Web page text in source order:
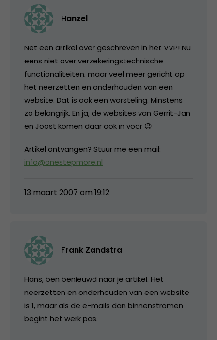
Hanzel
Net een artikel over geschreven in het VVP! Nu
eens niet over verzekeringstechnische
functionaliteiten, maar veel meer gericht op
het neerzetten en onderhouden van een
website. Dat is ook een worsteling. Minstens
zo belangrijk. En ja, de websites van Gerrit-Jan
en Joost komen daar ook in voor 😉
Artikel ontvangen? Stuur me een mail:
info@onestepmore.nl
13 maart 2007 om 19:12
Frank Zandstra
Hans, ben benieuwd naar je artikel. Het
neerzetten en onderhouden van een website
is 1, maar als de e-mails dan binnenstromen
begint het werk pas.